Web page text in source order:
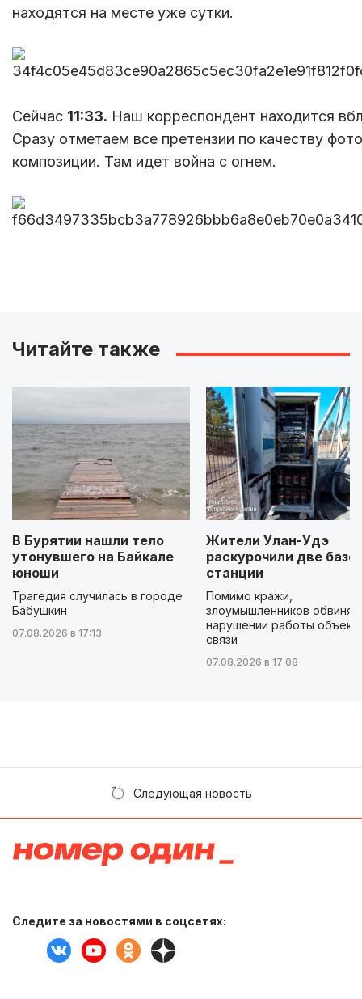
находятся на месте уже сутки.
Сейчас 11:33. Наш корреспондент находится
Сразу отметаем все претензии по качеству
композиции. Там идет война с огнем.
Читайте также
В Бурятии нашли тело
утонувшего на Байкале
юноши
Трагедия случилась в городе
Бабушкин
07.08.2026 в 17:13
Жители Улан-Удэ
раскурочили две
станции
Помимо кражи,
злоумышленников
нарушении работы
связи
07.08.2026 в 17:08
Следующая новость
Следите за новостями в соцсетях: